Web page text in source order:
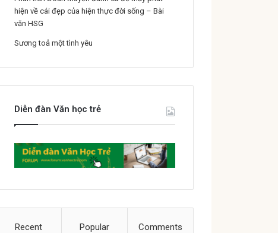
hiện về cái đẹp của hiện thực đời sống – Bài
văn HSG
Sương toả một tình yêu
Diễn đàn Văn học trẻ
Recent Popular Comments